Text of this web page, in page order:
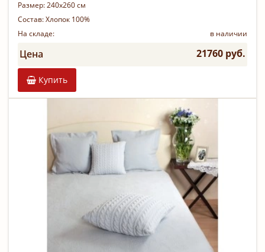
Размер:240х260 см
Состав:Хлопок 100%
На складе:
в наличии
Цена 21760 руб.
Купить